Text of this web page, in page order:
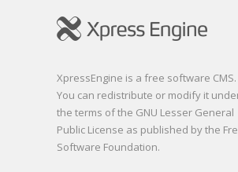
XpressEngine is a free software CMS.
You can redistribute or modify it
the terms of the GNU Lesser General
Public License as published by the
Software Foundation.